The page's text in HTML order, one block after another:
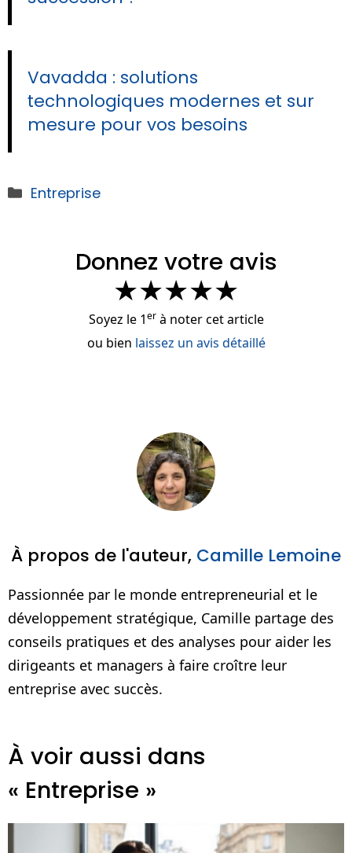
Vavadda : solutions
technologiques modernes et sur
mesure pour vos besoins
Catégories
Entreprise
Donnez votre avis
★★★★★
Soyez le 1erà noter cet article
ou bien laissez un avis détaillé
À propos de l'auteur, Camille Lemoine
Passionnée par le monde entrepreneurial et le
développement stratégique, Camille partage des
conseils pratiques et des analyses pour aider les
dirigeants et managers à faire croître leur
entreprise avec succès.
À voir aussi dans
« Entreprise »